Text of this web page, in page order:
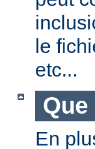
le
etc...
En